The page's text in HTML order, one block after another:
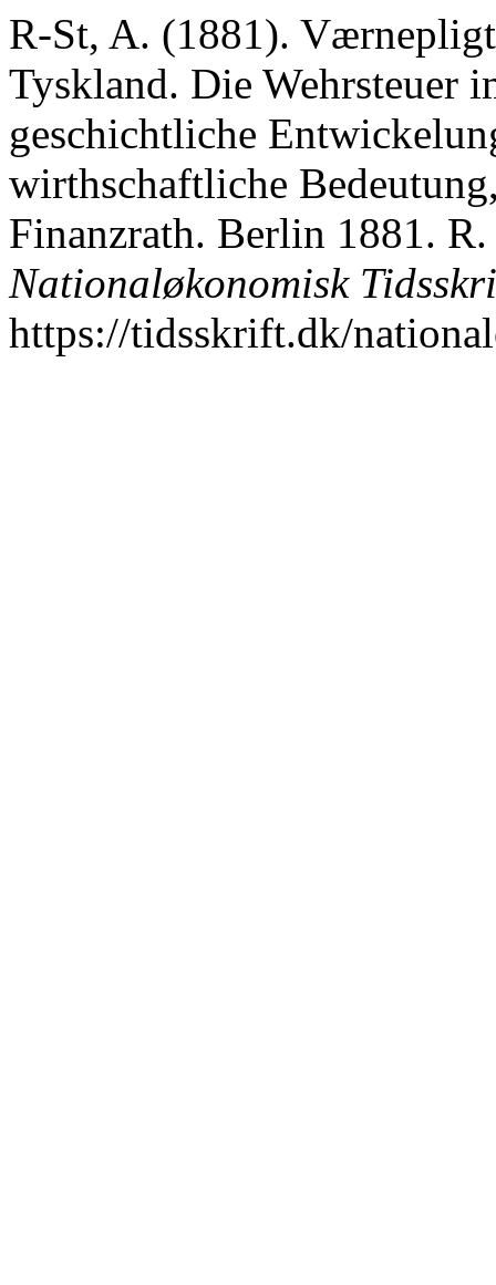
R-St, A. (1881).
Tyskland. Die Wehrsteuer
geschichtliche
wirthschaftliche
Finanzrath. Berlin 1881.
Nationaløkonomisk
https://tidsskrift.dk/